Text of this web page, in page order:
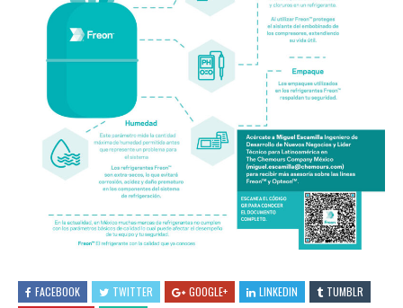
FACEBOOK TWITTER GOOGLE+ LINKEDIN
TUMBLR